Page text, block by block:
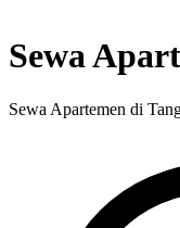
Sewa
Sewa Apartemen di